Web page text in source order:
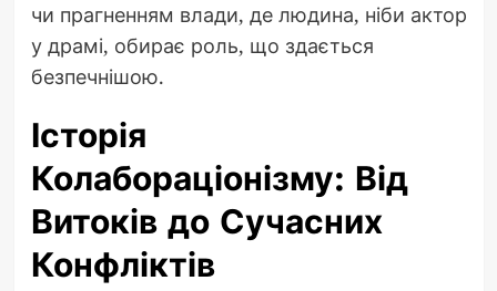
чи прагненням влади, де людина, ніби актор
у драмі, обирає роль, що здається
безпечнішою.
Історія
Колабораціонізму: Від
Витоків до Сучасних
Конфліктів